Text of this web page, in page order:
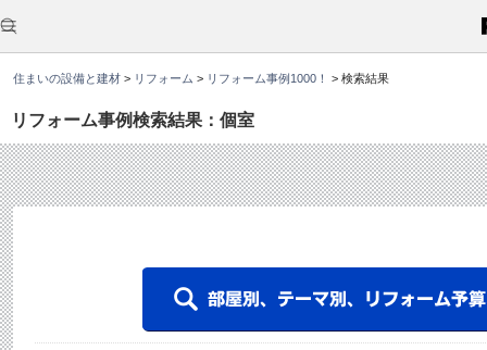
住まいの設備と建材 > リフォーム > リフォーム事例1000！ > 検索結果
リフォーム事例検索結果：個室
こ
か
ら
文
す